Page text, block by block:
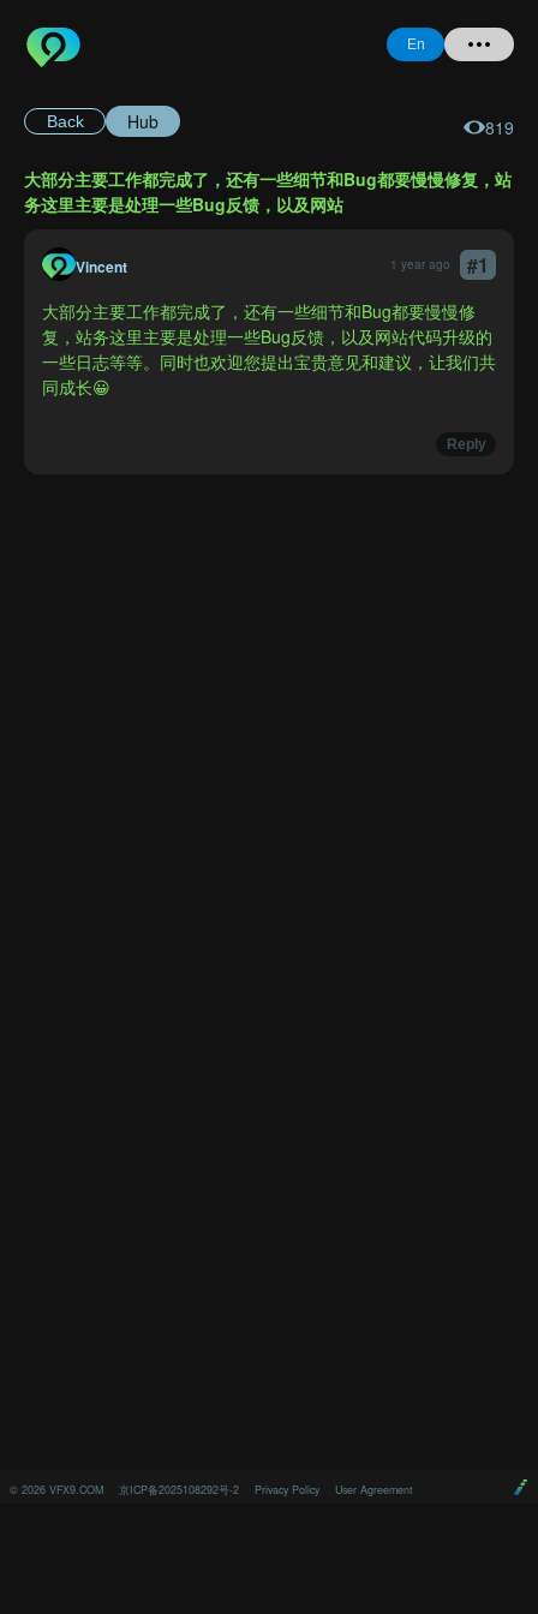
En
+ Question
Password
© 2026 VFX9.COM 京ICP备2025108292号-2 Privacy Policy User Agreement
Back Hub 819
大部分主要工作都完成了，还有一些细节和Bug都要慢慢修复，站
务这里主要是处理一些Bug反馈，以及网站
Vincent 1 year ago #1
大部分主要工作都完成了，还有一些细节和Bug都要慢慢修
复，站务这里主要是处理一些Bug反馈，以及网站代码升级的
一些日志等等。同时也欢迎您提出宝贵意见和建议，让我们共
同成长😀
Reply